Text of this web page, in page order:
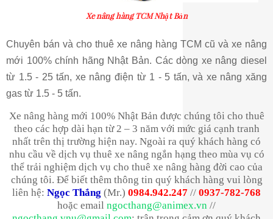
Xe nâng hàng TCM Nhật Bản
Chuyên bán và cho thuê xe nâng hàng TCM cũ và xe nâng
mới 100% chính hãng Nhật Bản. Các dòng xe nâng diesel
từ 1.5 - 25 tấn, xe nâng điện từ 1 - 5 tấn, và xe nâng xăng
gas từ 1.5 - 5 tấn.
Xe nâng hàng mới 100% Nhật Bản được chúng tôi cho thuê
theo các hợp dài hạn từ 2 – 3 năm với mức giá cạnh tranh
nhất trên thị trường hiện nay. Ngoài ra quý khách hàng có
nhu cầu về dịch vụ thuê xe nâng ngắn hạng theo mùa vụ có
thể trải nghiệm dịch vụ cho thuê xe nâng hàng đời cao của
chúng tôi. Để biết thêm thông tin quý khách hàng vui lòng
liên hệ: Ngọc Thắng (Mr.) 0984.942.247 // 0937-782-768
hoặc email ngocthang@animex.vn //